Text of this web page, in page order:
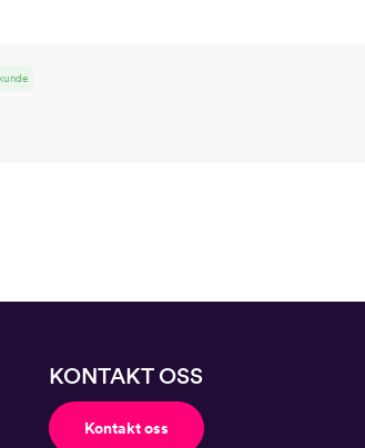
KONTAKT OSS
Kontakt oss